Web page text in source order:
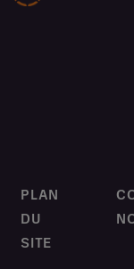
PLAN
DU
SITE